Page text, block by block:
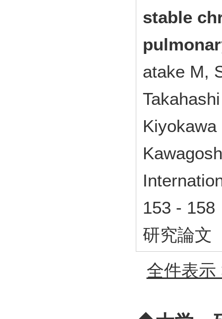
stable
atake M,
Kiyokawa
153 -
研究論文
全件表示